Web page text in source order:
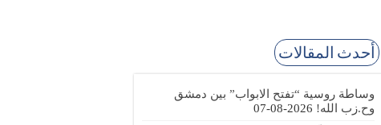
أحدث المقالات
وساطة روسية “تفتح الابواب” بين دمشق
وح.زب الله! 2026-08-07